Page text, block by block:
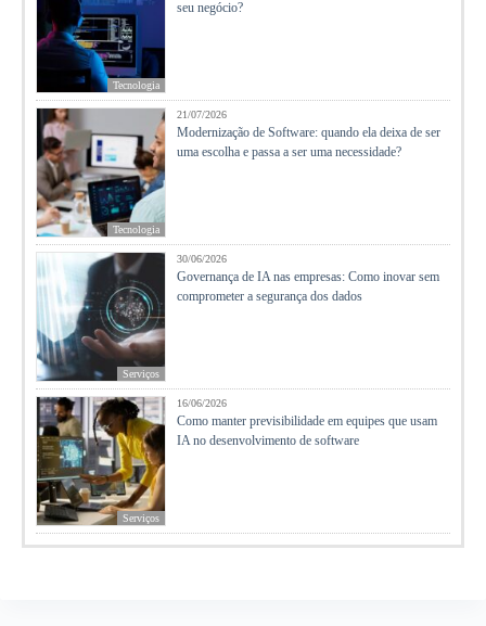
Tecnologia
seu negócio?
Tecnologia
21/07/2026
Modernização de Software: quando ela deixa de ser
uma escolha e passa a ser uma necessidade?
Serviços
30/06/2026
Governança de IA nas empresas: Como inovar sem
comprometer a segurança dos dados
Serviços
16/06/2026
Como manter previsibilidade em equipes que usam
IA no desenvolvimento de software